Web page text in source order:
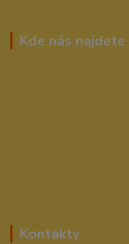
Kde nás najdete
Kontakty